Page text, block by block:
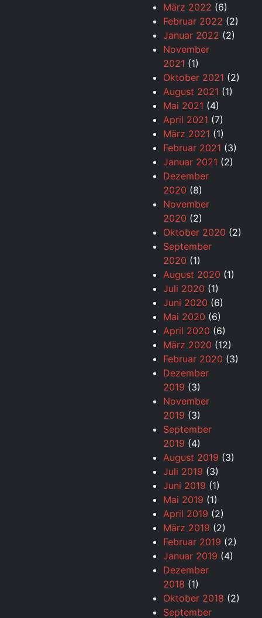
März 2022 (6)
Februar 2022 (2)
Januar 2022 (2)
November
2021 (1)
Oktober 2021 (2)
August 2021 (1)
Mai 2021 (4)
April 2021 (7)
März 2021 (1)
Februar 2021 (3)
Januar 2021 (2)
Dezember
2020 (8)
November
2020 (2)
Oktober 2020 (2)
September
2020 (1)
August 2020 (1)
Juli 2020 (1)
Juni 2020 (6)
Mai 2020 (6)
April 2020 (6)
März 2020 (12)
Februar 2020 (3)
Dezember
2019 (3)
November
2019 (3)
September
2019 (4)
August 2019 (3)
Juli 2019 (3)
Juni 2019 (1)
Mai 2019 (1)
April 2019 (2)
März 2019 (2)
Februar 2019 (2)
Januar 2019 (4)
Dezember
2018 (1)
Oktober 2018 (2)
September